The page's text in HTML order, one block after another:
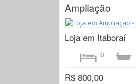
Ampliação
Loja em Itaboraí
0
R$ 800,00